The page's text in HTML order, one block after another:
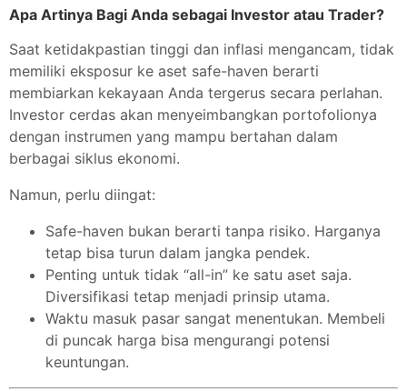
Apa Artinya Bagi Anda sebagai Investor atau Trader?
Saat ketidakpastian tinggi dan inflasi mengancam, tidak
memiliki eksposur ke aset safe-haven berarti
membiarkan kekayaan Anda tergerus secara perlahan.
Investor cerdas akan menyeimbangkan portofolionya
dengan instrumen yang mampu bertahan dalam
berbagai siklus ekonomi.
Namun, perlu diingat:
Safe-haven bukan berarti tanpa risiko. Harganya
tetap bisa turun dalam jangka pendek.
Penting untuk tidak “all-in” ke satu aset saja.
Diversifikasi tetap menjadi prinsip utama.
Waktu masuk pasar sangat menentukan. Membeli
di puncak harga bisa mengurangi potensi
keuntungan.